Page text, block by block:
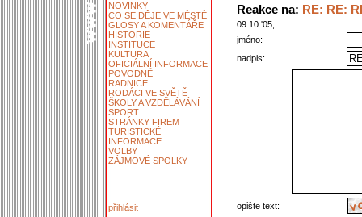
NOVINKY
CO SE DĚJE VE MĚSTĚ
GLOSY A KOMENTÁŘE
HISTORIE
INSTITUCE
KULTURA
OFICIÁLNÍ INFORMACE
POVODNĚ
RADNICE
RODÁCI VE SVĚTĚ
ŠKOLY A VZDĚLÁVÁNÍ
SPORT
STRÁNKY FIREM
TURISTICKÉ
INFORMACE
VOLBY
ZÁJMOVÉ SPOLKY
přihlásit
Reakce na: RE: RE:
09.10.'05,
jméno:
nadpis:
opište text: